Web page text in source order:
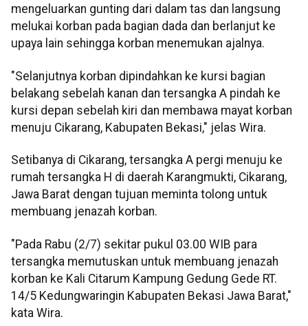
mengeluarkan gunting dari dalam tas dan langsung
melukai korban pada bagian dada dan berlanjut ke
upaya lain sehingga korban menemukan ajalnya.
"Selanjutnya korban dipindahkan ke kursi bagian
belakang sebelah kanan dan tersangka A pindah ke
kursi depan sebelah kiri dan membawa mayat korban
menuju Cikarang, Kabupaten Bekasi," jelas Wira.
Setibanya di Cikarang, tersangka A pergi menuju ke
rumah tersangka H di daerah Karangmukti, Cikarang,
Jawa Barat dengan tujuan meminta tolong untuk
membuang jenazah korban.
"Pada Rabu (2/7) sekitar pukul 03.00 WIB para
tersangka memutuskan untuk membuang jenazah
korban ke Kali Citarum Kampung Gedung Gede RT.
14/5 Kedungwaringin Kabupaten Bekasi Jawa Barat,"
kata Wira.